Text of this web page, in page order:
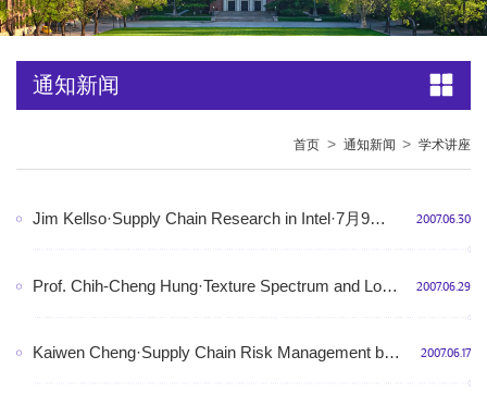
通知新闻
首页 > 通知新闻 > 学术讲座
Jim Kellso·Supply Chain Research in Intel·7月9日上午·舜德楼北510 2007.06.30
Prof. Chih-Cheng Hung·Texture Spectrum and Local Binary Pattern for Image Texture Classification·7月9日下午·舜德楼北510 2007.06.29
Kaiwen Cheng·Supply Chain Risk Management by Quality Tool·6月27日下午·舜德楼北510 2007.06.17